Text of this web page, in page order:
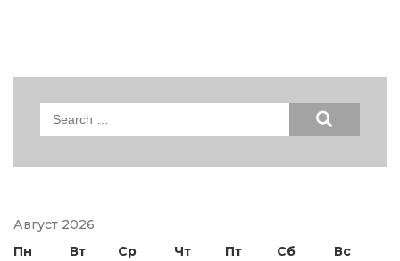
Search
Август 2026
Пн
Вт Ср Чт Пт Сб
Вс